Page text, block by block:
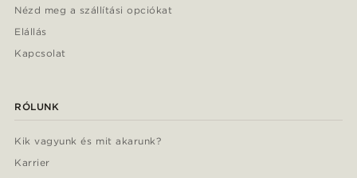
Nézd meg a szállítási opciókat
Elállás
Kapcsolat
RÓLUNK
Kik vagyunk és mit akarunk?
Karrier